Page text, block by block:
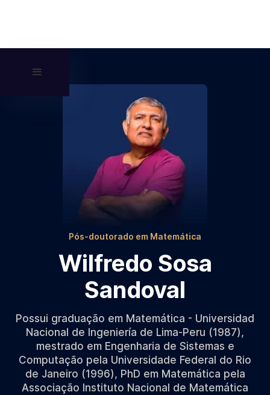
Pós-doutorado em Matemática
Wilfredo Sosa
Sandoval
Possui graduação em Matemática - Universidad
Nacional de Ingeniería de Lima-Peru (1987),
mestrado em Engenharia de Sistemas e
Computação pela Universidade Federal do Rio
de Janeiro (1996), PhD em Matemática pela
Associação Instituto Nacional de Matemática